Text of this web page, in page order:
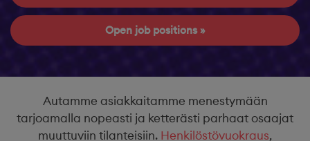
Open job positions
Autamme asiakkaitamme menestymään
tarjoamalla nopeasti ja ketterästi parhaat osaajat
muuttuviin tilanteisiin. Henkilöstövuokraus,